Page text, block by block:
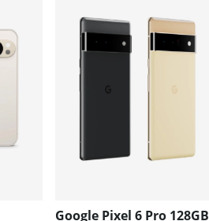
Google Pixel 6 Pro 128GB